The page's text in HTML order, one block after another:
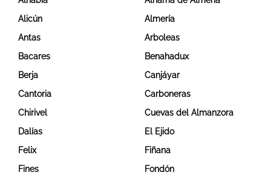
Alicún
Almería
Antas
Arboleas
Bacares
Benahadux
Berja
Canjáyar
Cantoria
Carboneras
Chirivel
Cuevas del Almanzora
Dalías
El Ejido
Felix
Fiñana
Fines
Fondón